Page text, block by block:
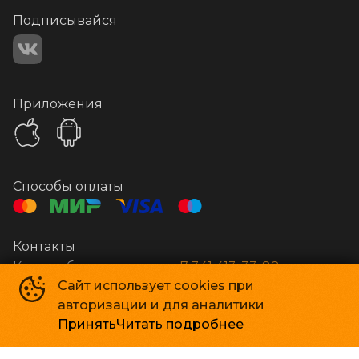
Сайт использует cookies при
авторизации и для аналитики
ПринятьЧитать подробнее
Подписывайся
Приложения
Способы оплаты
Контакты
Касса и бронирование +7 341 413-33-88
Стар Кинолюкс
Powered by p24.app